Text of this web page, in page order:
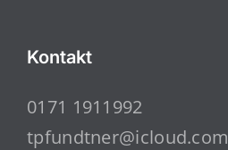
Kontakt
0171 1911992
tpfundtner@icloud.com